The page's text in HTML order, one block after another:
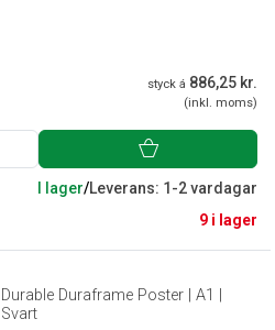
styck á 886,25 kr.
(inkl. moms)
I lager/Leverans: 1-2 vardagar
9 i lager
Durable Duraframe Poster | A1 |
Svart